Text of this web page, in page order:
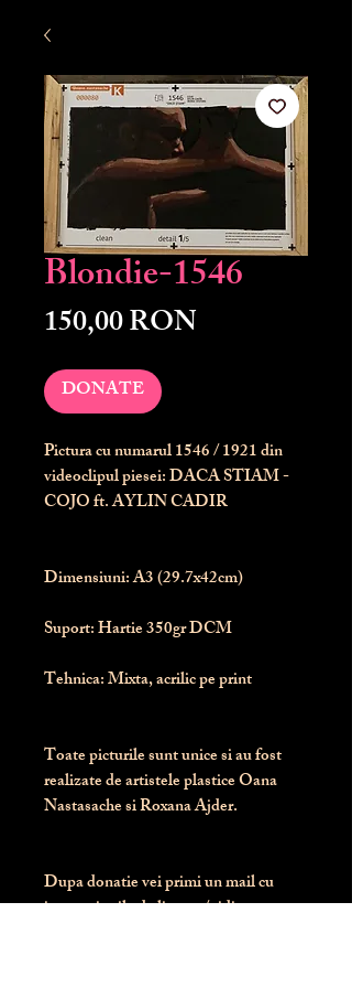
Blondie-1546
150,00 RONPreț
DONATE
Pictura cu numarul1546/ 1921 din
videoclipul piesei: DACA STIAM -
COJO ft. AYLIN CADIR
Dimensiuni: A3 (29.7x42cm)
Suport: Hartie 350gr DCM
Tehnica: Mixta, acrilic pe print
Toate picturile sunt unice si au fost
realizate de artistele plastice Oana
Nastasache si Roxana Ajder.
Dupa donatie vei primi un mail cu
instructiunile de livrare / ridicare.